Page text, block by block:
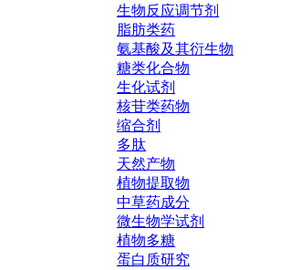
生物反应调节剂
脂肪类药
氨基酸及其衍生物
糖类化合物
生化试剂
核苷类药物
缩合剂
多肽
天然产物
植物提取物
中草药成分
微生物学试剂
植物多糖
蛋白质研究